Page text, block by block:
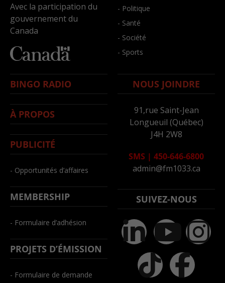
Avec la participation du
gouvernement du
Canada
- Politique
- Santé
- Société
- Sports
BINGO RADIO
À PROPOS
PUBLICITÉ
- Opportunités d’affaires
MEMBERSHIP
- Formulaire d’adhésion
PROJETS D’ÉMISSION
- Formulaire de demande
NOUS JOINDRE
91,rue Saint-Jean
Longueuil (Québec)
J4H 2W8
SMS | 450-646-6800
admin@fm1033.ca
SUIVEZ-NOUS